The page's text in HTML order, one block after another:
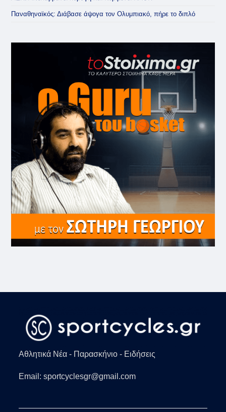
Παναθηναϊκός: Διάβασε άψογα τον Ολυμπιακό, πήρε το διπλό
Αθλητικά Νέα - Παρασκήνιο - Ειδήσεις
Email: sportcyclesgr@gmail.com